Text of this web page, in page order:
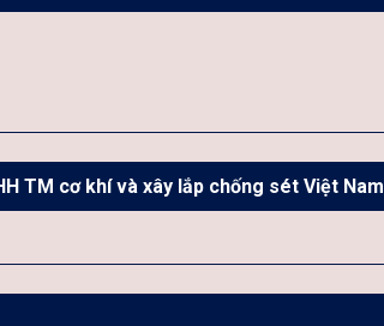
TM cơ khí và xây lắp chống sét Việt Nam